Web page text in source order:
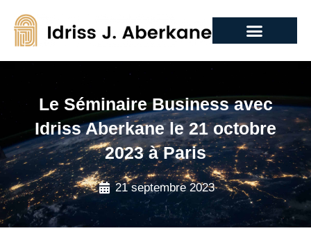
Le Séminaire Business avec
Idriss Aberkane le 21 octobre
2023 à Paris
21 septembre 2023